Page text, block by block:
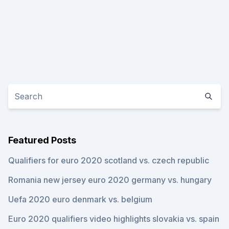
Featured Posts
Qualifiers for euro 2020 scotland vs. czech republic
Romania new jersey euro 2020 germany vs. hungary
Uefa 2020 euro denmark vs. belgium
Euro 2020 qualifiers video highlights slovakia vs. spain